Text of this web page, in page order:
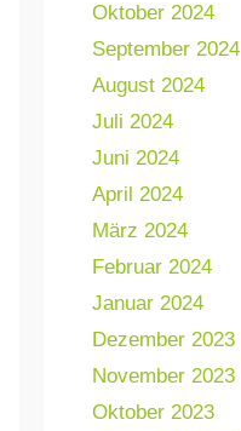
Oktober 2024
September 2024
August 2024
Juli 2024
Juni 2024
April 2024
März 2024
Februar 2024
Januar 2024
Dezember 2023
November 2023
Oktober 2023